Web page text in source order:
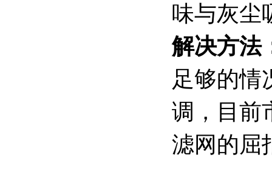
味与灰尘
解决方法
足够的情
调，目前
滤网的屈